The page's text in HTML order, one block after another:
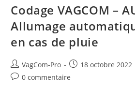
–
Chauffage
Codage VAGCOM –
Allumage
en cas de pluie
Auteur/autrice
de
VagCom-Pro
Post
published:
18 octobre 2022
Post0 commentaire